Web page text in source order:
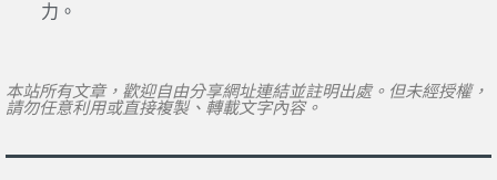
力。
本站所有文章，歡迎自由分享網址連結並註明出處。但未經授權，
請勿任意利用或直接複製、轉載文字內容。